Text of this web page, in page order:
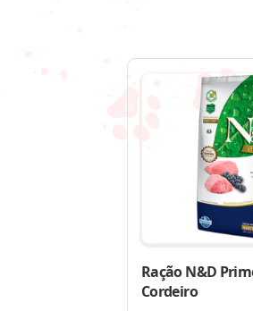
Ração N&D
Cordeiro